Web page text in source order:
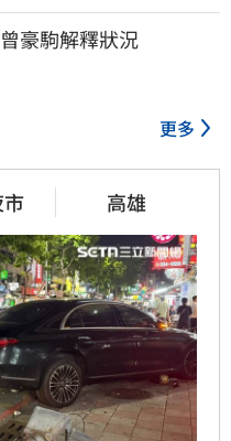
豪駒解釋狀況
更多
高雄